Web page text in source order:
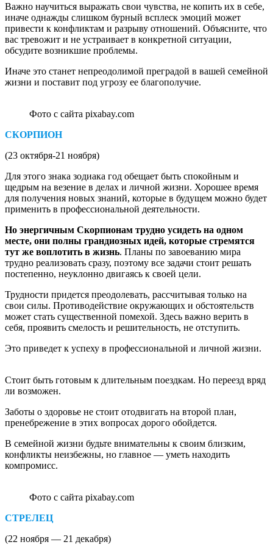
Важно научиться выражать свои чувства, не копить их в себе,
иначе однажды слишком бурный всплеск эмоций может
привести к конфликтам и разрыву отношений. Объясните, что
вас тревожит и не устраивает в конкретной ситуации,
обсудите возникшие проблемы.
Иначе это станет непреодолимой преградой в вашей семейной
жизни и поставит под угрозу ее благополучие.
Фото с сайта pixabay.com
СКОРПИОН
(23 октября-21 ноября)
Для этого знака зодиака год обещает быть спокойным и
щедрым на везение в делах и личной жизни. Хорошее время
для получения новых знаний, которые в будущем можно будет
применить в профессиональной деятельности.
Но энергичным Скорпионам трудно усидеть на одном
месте, они полны грандиозных идей, которые стремятся
тут же воплотить в жизнь. Планы по завоеванию мира
трудно реализовать сразу, поэтому все задачи стоит решать
постепенно, неуклонно двигаясь к своей цели.
Трудности придется преодолевать, рассчитывая только на
свои силы. Противодействие окружающих и обстоятельств
может стать существенной помехой. Здесь важно верить в
себя, проявить смелость и решительность, не отступить.
Это приведет к успеху в профессиональной и личной жизни.
Стоит быть готовым к длительным поездкам. Но переезд вряд
ли возможен.
Заботы о здоровье не стоит отодвигать на второй план,
пренебрежение в этих вопросах дорого обойдется.
В семейной жизни будьте внимательны к своим близким,
конфликты неизбежны, но главное — уметь находить
компромисс.
Фото с сайта pixabay.com
СТРЕЛЕЦ
(22 ноября — 21 декабря)